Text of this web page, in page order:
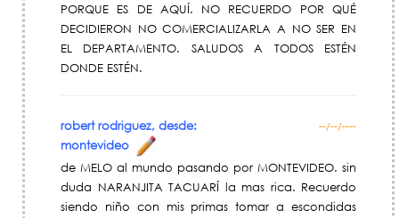
PORQUE ES DE AQUÍ. NO RECUERDO POR QUÉ
DECIDIERON NO COMERCIALIZARLA A NO SER EN
EL DEPARTAMENTO. SALUDOS A TODOS ESTÉN
DONDE ESTÉN.
robert rodriguez, desde:
montevideo
--/--/----
de MELO al mundo pasando por MONTEVIDEO. sin
duda NARANJITA TACUARÍ la mas rica. Recuerdo
siendo niño con mis primas tomar a escondidas